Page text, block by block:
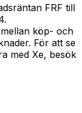
FRF till
köp- och
För att se
med Xe, besök